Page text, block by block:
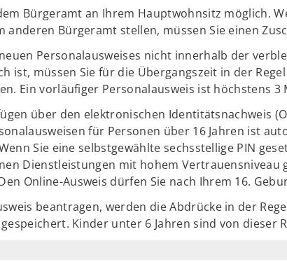
Bürgeramt an Ihrem Hauptwohnsitz möglich.
anderen Bürgeramt stellen, müssen Sie einen
Personalausweises nicht innerhalb der
ist, müssen Sie für die Übergangszeit in der
Ein vorläufiger Personalausweis ist höchstens 3
über den elektronischen Identitätsnachweis
für Personen über 16 Jahren ist
Sie eine selbstgewählte sechsstellige PIN
Dienstleistungen mit hohem Vertrauensniveau
Online-Ausweis dürfen Sie nach Ihrem 16.
beantragen, werden die Abdrücke in der
Kinder unter 6 Jahren sind von dieser